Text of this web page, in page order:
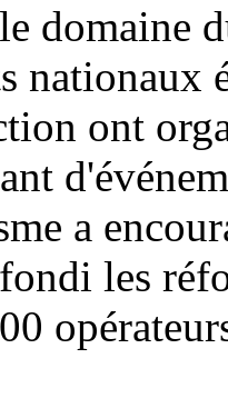
domaine
nationaux
ont
a
les